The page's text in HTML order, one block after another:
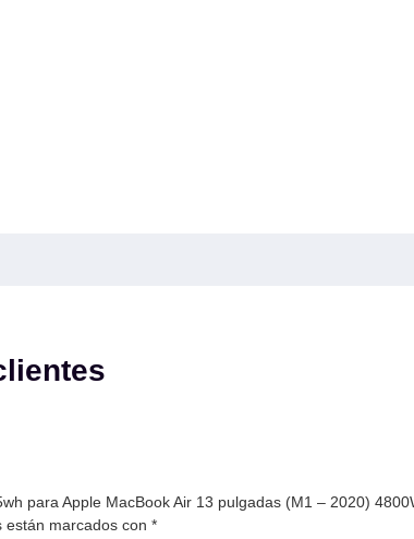
para Apple MacBook Air 13 pulgadas (M1 – 2020)
están marcados con *